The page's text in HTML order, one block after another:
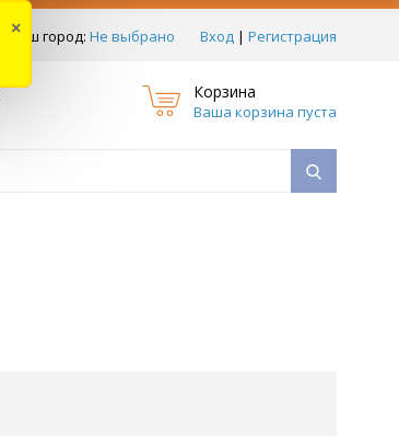
Ваш город: Не выбрано Вход | Регистрация
Корзина
Ваша корзина пуста
×